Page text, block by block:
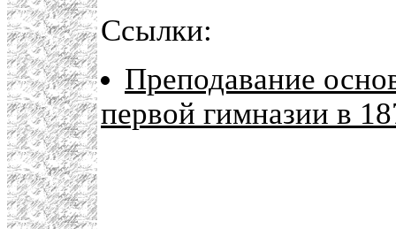
Ссылки:
Преподавание
первой гимназии в